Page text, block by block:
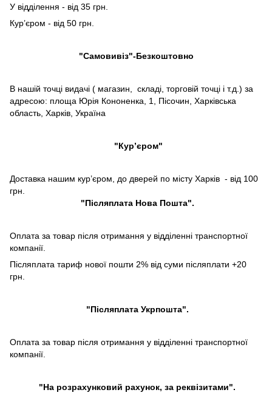
У відділення - від 35 грн.
Кур’єром - від 50 грн.
"Самовивіз"-Безкоштовно
В нашій точці видачі ( магазин, складі, торговій точці і т.д.) за
адресою: площа Юрія Кононенка, 1, Пісочин, Харківська
область, Харків, Україна
"Кур’єром"
Доставка нашим кур’єром, до дверей по місту Харків - від 100
грн.
"Післяплата Нова Пошта".
Оплата за товар після отримання у відділенні транспортної
компанії.
Післяплата тариф нової пошти 2% від суми післяплати +20
грн.
"Післяплата Укрпошта".
Оплата за товар після отримання у відділенні транспортної
компанії.
"На розрахунковий рахунок, за реквізитами".